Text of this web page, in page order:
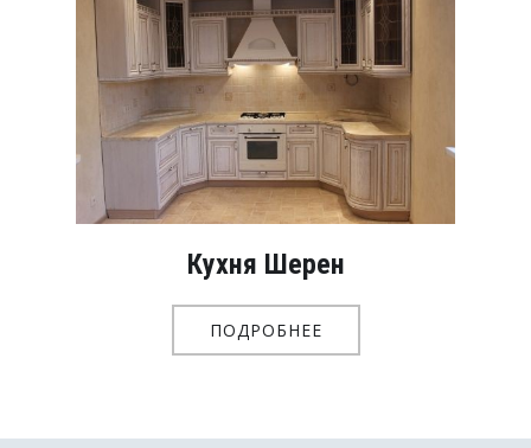
Кухня Шерен
ПОДРОБНЕЕ